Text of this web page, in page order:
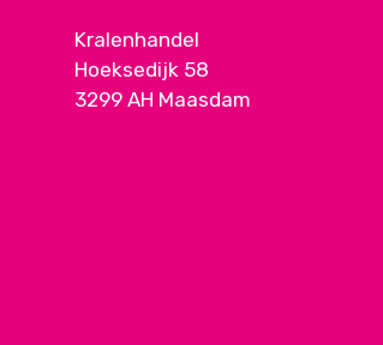
Kralenhandel
Hoeksedijk 58
3299 AH Maasdam